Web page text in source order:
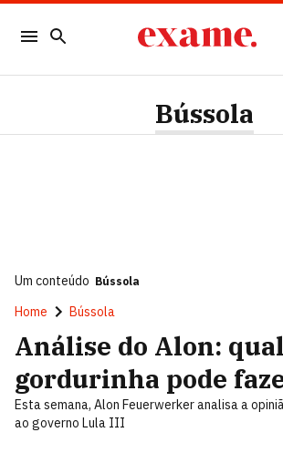
Bússola
Um conteúdo Bússola
Home Bússola
Análise do Alon:
gordurinha pode
Esta semana, Alon Feuerwerker analisa a
ao governo Lula III